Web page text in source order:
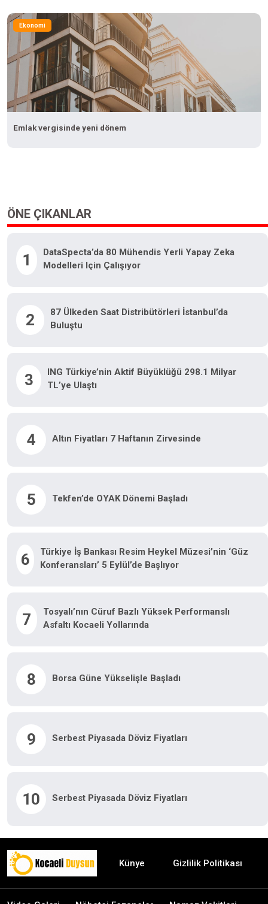
Ekonomi
Emlak vergisinde yeni dönem
ÖNE ÇIKANLAR
1
DataSpecta’da 80 Mühendis Yerli Yapay Zeka
Modelleri Için Çalışıyor
2
87 Ülkeden Saat Distribütörleri İstanbul’da
Buluştu
3
ING Türkiye’nin Aktif Büyüklüğü 298.1 Milyar
TL’ye Ulaştı
4 Altın Fiyatları 7 Haftanın Zirvesinde
5 Tekfen’de OYAK Dönemi Başladı
6
Türkiye İş Bankası Resim Heykel Müzesi’nin ‘Güz
Konferansları’ 5 Eylül’de Başlıyor
7
Tosyalı’nın Cüruf Bazlı Yüksek Performanslı
Asfaltı Kocaeli Yollarında
8 Borsa Güne Yükselişle Başladı
9 Serbest Piyasada Döviz Fiyatları
10 Serbest Piyasada Döviz Fiyatları
Künye Gizlilik Politikası